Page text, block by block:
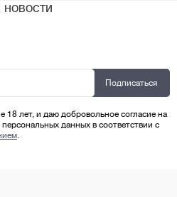
18 лет, и даю добровольное согласие на
данных в соответствии с
.